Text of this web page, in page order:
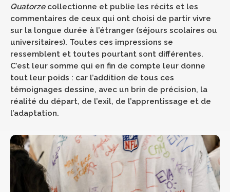
Quatorze collectionne et publie les récits et les
commentaires de ceux qui ont choisi de partir vivre
sur la longue durée à l’étranger (séjours scolaires ou
universitaires). Toutes ces impressions se
ressemblent et toutes pourtant sont différentes.
C’est leur somme qui en fin de compte leur donne
tout leur poids : car l’addition de tous ces
témoignages dessine, avec un brin de précision, la
réalité du départ, de l’exil, de l’apprentissage et de
l’adaptation.